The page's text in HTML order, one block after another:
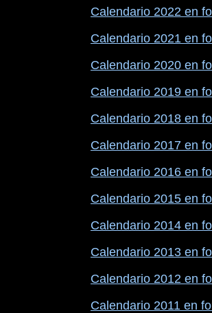
Calendario 2022 en
Calendario 2021 en
Calendario 2020 en
Calendario 2019 en
Calendario 2018 en
Calendario 2017 en
Calendario 2016 en
Calendario 2015 en
Calendario 2014 en
Calendario 2013 en
Calendario 2012 en
Calendario 2011 en